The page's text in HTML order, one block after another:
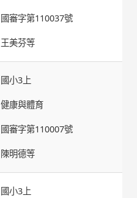
國審字第110037號
王美芬等
國小3上
健康與體育
國審字第110007號
陳明德等
國小3上